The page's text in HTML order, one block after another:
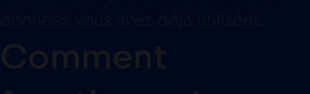
fonctionne le
forfait Telenor